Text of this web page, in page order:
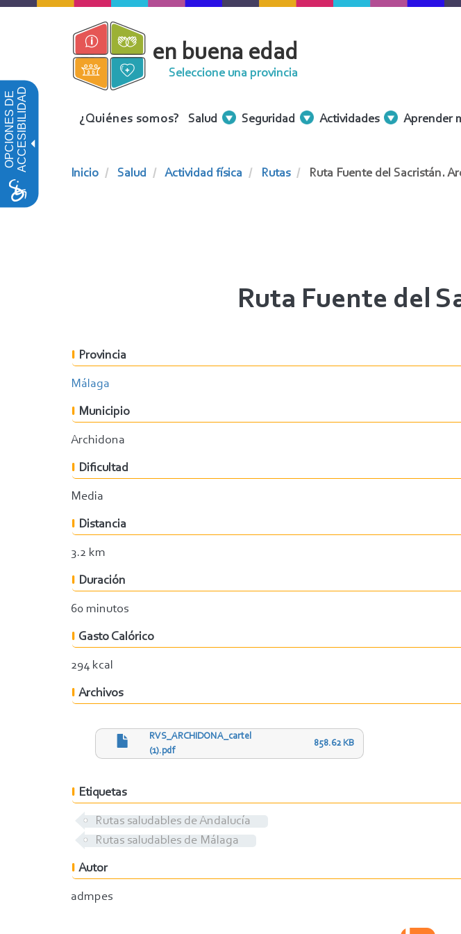
OPCIONES DEACCESIBILIDAD
Pasar
en buena edad
Seleccione una provincia
Menu
¿Quiénes somos? Salud Seguridad Actividades Aprender
Inicio Salud Actividad física Rutas Ruta Fuente del Sacristán.
Ruta Fuente del
Provincia
Málaga
Municipio
Archidona
Dificultad
Media
Distancia
3.2 km
Duración
60 minutos
Gasto Calórico
294 kcal
Archivos
RVS_ARCHIDONA_cartel
(1).pdf
858.62 KB
Etiquetas
Rutas saludables de Andalucía
Rutas saludables de Málaga
Autor
admpes